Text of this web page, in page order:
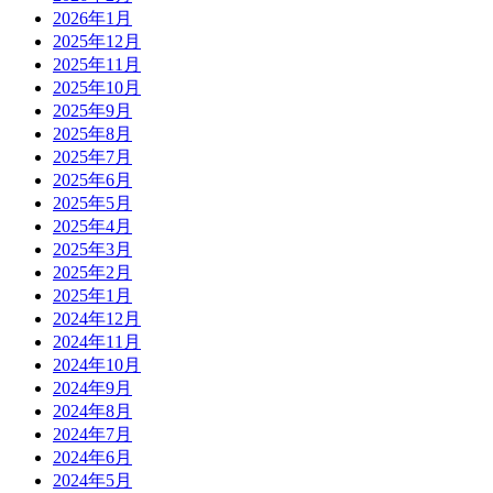
2026年1月
2025年12月
2025年11月
2025年10月
2025年9月
2025年8月
2025年7月
2025年6月
2025年5月
2025年4月
2025年3月
2025年2月
2025年1月
2024年12月
2024年11月
2024年10月
2024年9月
2024年8月
2024年7月
2024年6月
2024年5月